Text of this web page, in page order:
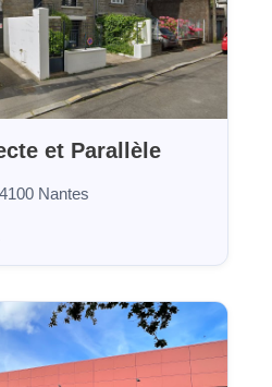
et Parallèle
Nantes